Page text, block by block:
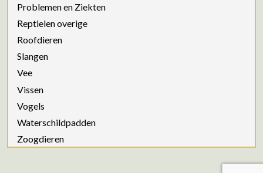
Problemen en Ziekten
Reptielen overige
Roofdieren
Slangen
Vee
Vissen
Vogels
Waterschildpadden
Zoogdieren